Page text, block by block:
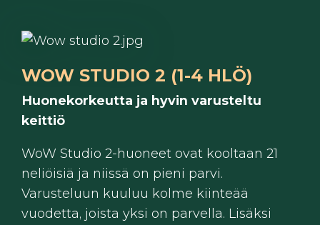
WOW STUDIO 2 (1-4 HLÖ)
Huonekorkeutta ja hyvin varusteltu
keittiö
WoW Studio 2-huoneet ovat kooltaan 21
neliöisiä ja niissä on pieni parvi.
Varusteluun kuuluu kolme kiinteää
vuodetta, joista yksi on parvella. Lisäksi